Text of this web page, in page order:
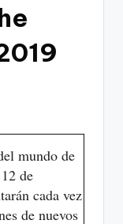
mundo de
de
cada vez
de nuevos